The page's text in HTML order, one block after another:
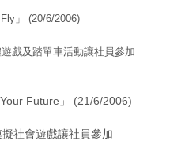
」 (20/6/2006)
戲及踏單車活動讓社員參加
Future」 (21/6/2006)
社會遊戲讓社員參加